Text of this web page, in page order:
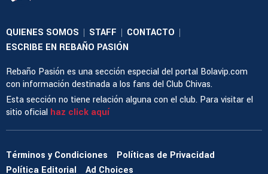
QUIENES SOMOS | STAFF | CONTACTO |
ESCRIBE EN REBAÑO PASIÓN
Rebaño Pasión es una sección especial del portal Bolavip.com
con información destinada a los fans del Club Chivas.
Esta sección no tiene relación alguna con el club. Para visitar el
sitio oficial haz click aquí
Términos y Condiciones
Políticas de Privacidad
Política Editorial
Ad Choices